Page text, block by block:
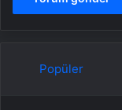
Popüler